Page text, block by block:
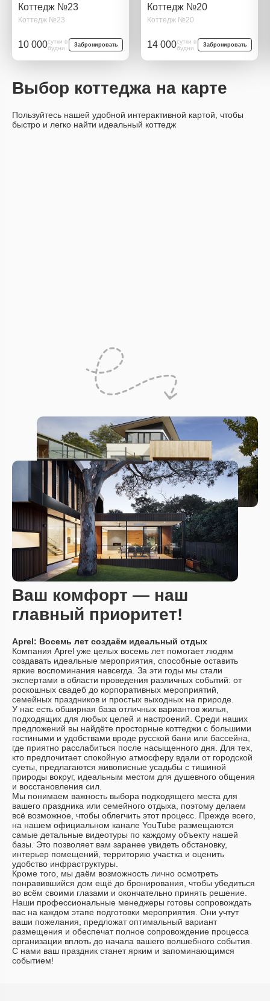
Коттедж №23
Коттедж №23
10 000сутки в
будни
Забронировать
Коттедж №20
Коттедж №20
14 000сутки в
будни
Забронировать
Выбор коттеджа на карте
Пользуйтесь нашей удобной интерактивной картой, чтобы
быстро и легко найти идеальный коттедж
Ваш комфорт — наш
главный приоритет!
Aprel: Восемь лет создаём идеальный отдых
Компания Aprel уже целых восемь лет помогает людям
создавать идеальные мероприятия, способные оставить
яркие воспоминания навсегда. За эти годы мы стали
экспертами в области проведения различных событий: от
роскошных свадеб до корпоративных мероприятий,
семейных праздников и простых выходных на природе.
У нас есть обширная база отличных вариантов жилья,
подходящих для любых целей и настроений. Среди наших
предложений вы найдёте просторные коттеджи с большими
гостиными и удобствами вроде русской бани или бассейна,
где приятно расслабиться после насыщенного дня. Для тех,
кто предпочитает спокойную атмосферу вдали от городской
суеты, предлагаются живописные усадьбы с тишиной
природы вокруг, идеальным местом для душевного общения
и восстановления сил.
Мы понимаем важность выбора подходящего места для
вашего праздника или семейного отдыха, поэтому делаем
всё возможное, чтобы облегчить этот процесс. Прежде всего,
на нашем официальном канале YouTube размещаются
самые детальные видеотуры по каждому объекту нашей
базы. Это позволяет вам заранее увидеть обстановку,
интерьер помещений, территорию участка и оценить
удобство инфраструктуры.
Кроме того, мы даём возможность лично осмотреть
понравившийся дом ещё до бронирования, чтобы убедиться
во всём своими глазами и окончательно принять решение.
Наши профессиональные менеджеры готовы сопровождать
вас на каждом этапе подготовки мероприятия. Они учтут
ваши пожелания, предложат оптимальный вариант
размещения и обеспечат полное сопровождение процесса
организации вплоть до начала вашего волшебного события.
С нами ваш праздник станет ярким и запоминающимся
событием!